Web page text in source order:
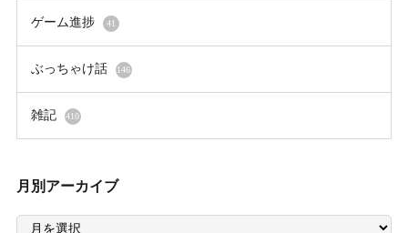
ゲーム進捗 41
ぶっちゃけ話 146
雑記 410
月別アーカイブ
月